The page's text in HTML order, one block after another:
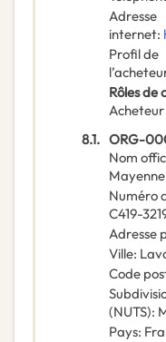
Adresse
internet:
Profil de
Rôles de
Acheteur
8.1. ORG-
Nom
Mayenne
Numéro
C419-
Adresse
Ville:
Code
(NUTS):
Pays: